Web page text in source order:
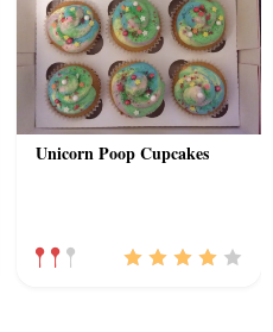
Unicorn Poop Cupcakes